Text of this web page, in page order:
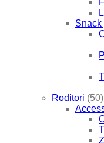
Snack
Roditori (50)